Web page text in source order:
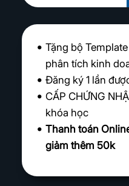
Tặng bộ
phân tích kinh
Đăng ký 1 lần
CẤP CHỨNG
khóa học
Thanh toán
giảm thêm 50k